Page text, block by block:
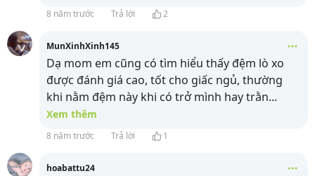
8 năm trước Trả lời 2
MunXinhXinh145
Dạ mom em cũng có tìm hiểu thấy đệm lò xo
được đánh giá cao, tốt cho giấc ngủ, thường
khi nằm đệm này khi có trở mình hay trằn...
Xem thêm
8 năm trước Trả lời 1
hoabattu24